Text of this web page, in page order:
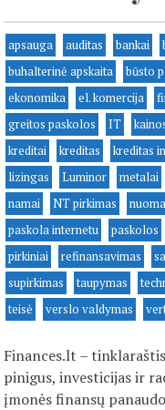
apsauga auditas bankai
buhalterinė apskaita
būsto
ekonomika
el. komercija
greitos paskolos
IT
kreditai
kreditas kreditas
lizingas
Luminor metalai
namai
NT pirkimas nuoma
paskola internetu
paskolos
pirkiniai
refinansavimas
supirkimas
taupymas
teisė
verslo valdymas
Finances.lt –
pinigus, investicijas ir
įmonės finansų